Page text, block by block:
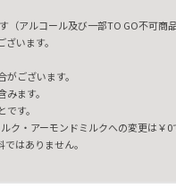
アルコール及び一部TO GO不可商
います。
ございます。
ます。
す。
ク・アーモンドミルクへの変更は￥0
はありません。